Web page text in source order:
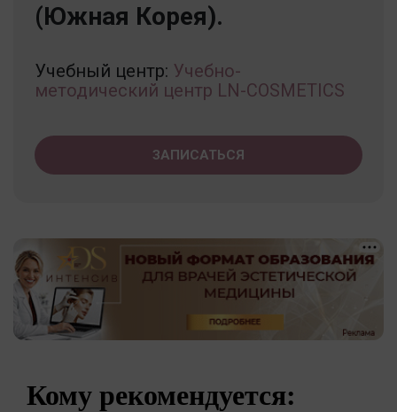
(Южная Корея).
Учебный центр: Учебно-
методический центр LN-COSMETICS
ЗАПИСАТЬСЯ
Кому рекомендуется: